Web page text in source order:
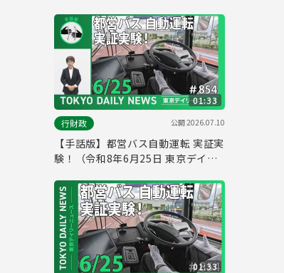
01:33
行財政
公開2026.07.10
【手話版】都営バス自動運転 実証実
験！（令和8年6月25日 東京デイリ
01:33